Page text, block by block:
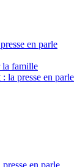
en parle
la famille
la presse en parle
en parle